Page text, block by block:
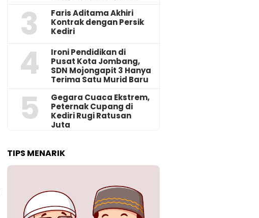
3
Faris Aditama Akhiri
Kontrak dengan Persik
Kediri
4
Ironi Pendidikan di
Pusat Kota Jombang,
SDN Mojongapit 3 Hanya
Terima Satu Murid Baru
5
‎Gegara Cuaca Ekstrem,
Peternak Cupang di
Kediri Rugi Ratusan
Juta
TIPS MENARIK